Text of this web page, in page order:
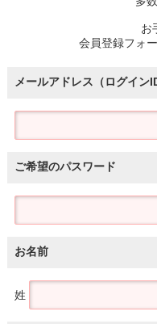
お
会員登録フォ
メールアドレス（ログイン
ご希望のパスワード
お名前
姓